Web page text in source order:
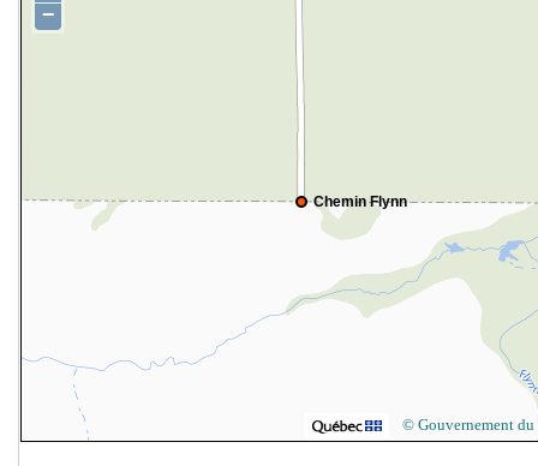
Chemin Flynn
−
© Gouvernement du